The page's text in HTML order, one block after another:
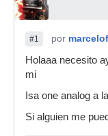
#1 por
Holaaa necesito
mi
Isa one analog a
Si alguien me